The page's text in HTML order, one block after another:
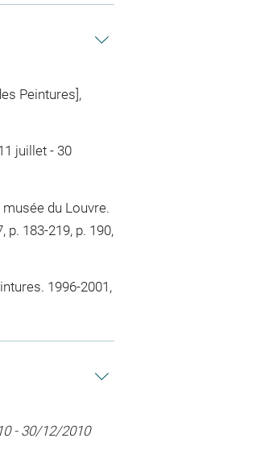
Peintures],
juillet - 30
du Louvre.
183-219, p. 190,
1996-2001,
- 30/12/2010